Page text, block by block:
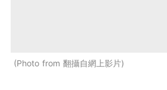
Photo from 翻攝自網上影片